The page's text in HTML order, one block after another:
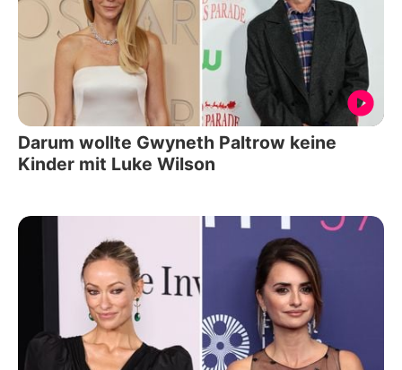
Darum wollte Gwyneth Paltrow keine
Kinder mit Luke Wilson